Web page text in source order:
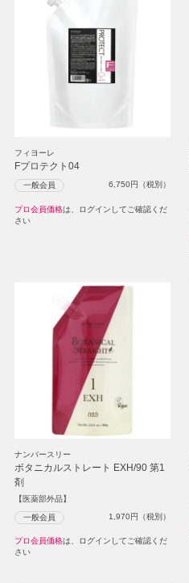
フィヨーレ
Fプロテクト04
一般会員 6,750円（税別）
プロ会員価格は、ログインしてご確認くだ
さい
ナンバースリー
ボタニカルストレート EXH/90 第1
剤
【医薬部外品】
一般会員 1,970円（税別）
プロ会員価格は、ログインしてご確認くだ
さい